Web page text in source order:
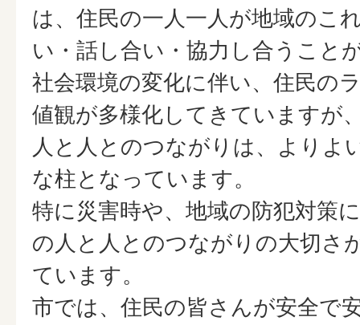
は、住民の一人一人が地域のこ
い・話し合い・協力し合うこと
社会環境の変化に伴い、住民の
値観が多様化してきていますが
人と人とのつながりは、よりよ
な柱となっています。
特に災害時や、地域の防犯対策
の人と人とのつながりの大切さ
ています。
市では、住民の皆さんが安全で